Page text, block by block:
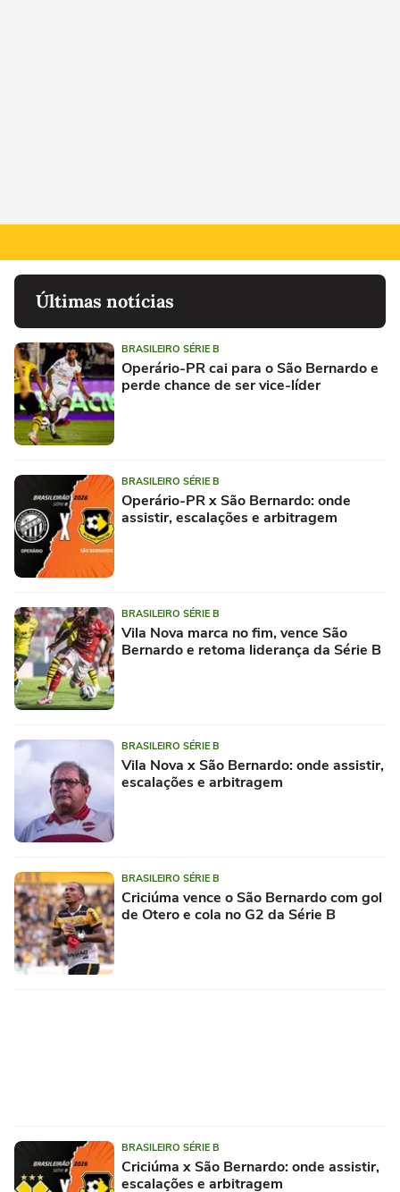
Últimas notícias
BRASILEIRO SÉRIE B
Operário-PR cai para o São Bernardo e
perde chance de ser vice-líder
BRASILEIRO SÉRIE B
Operário-PR x São Bernardo: onde
assistir, escalações e arbitragem
BRASILEIRO SÉRIE B
Vila Nova marca no fim, vence São
Bernardo e retoma liderança da Série B
BRASILEIRO SÉRIE B
Vila Nova x São Bernardo: onde assistir,
escalações e arbitragem
BRASILEIRO SÉRIE B
Criciúma vence o São Bernardo com gol
de Otero e cola no G2 da Série B
BRASILEIRO SÉRIE B
Criciúma x São Bernardo: onde assistir,
escalações e arbitragem